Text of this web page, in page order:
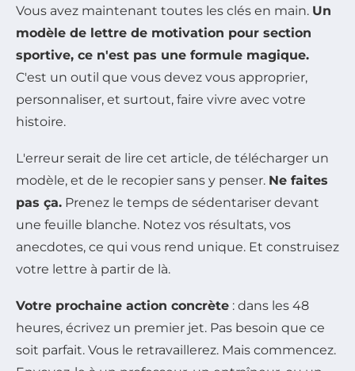
Vous avez maintenant toutes les clés en main. Un
modèle de lettre de motivation pour section
sportive, ce n'est pas une formule magique.
C'est un outil que vous devez vous approprier,
personnaliser, et surtout, faire vivre avec votre
histoire.
L'erreur serait de lire cet article, de télécharger un
modèle, et de le recopier sans y penser. Ne faites
pas ça. Prenez le temps de sédentariser devant
une feuille blanche. Notez vos résultats, vos
anecdotes, ce qui vous rend unique. Et construisez
votre lettre à partir de là.
Votre prochaine action concrète : dans les 48
heures, écrivez un premier jet. Pas besoin que ce
soit parfait. Vous le retravaillerez. Mais commencez.